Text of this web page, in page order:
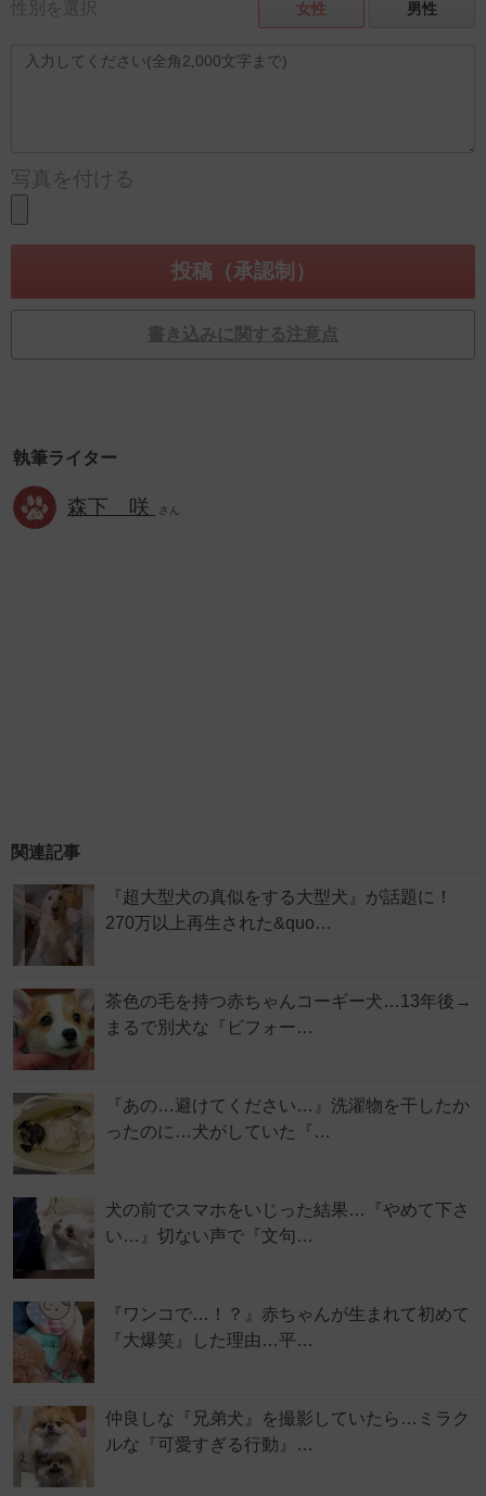
性別を選択 女性 男性
写真を付ける
書き込みに関する注意点
執筆ライター
森下 咲 さん
関連記事
『超大型犬の真似をする大型犬』が話題に！
270万以上再生された&quo…
茶色の毛を持つ赤ちゃんコーギー犬…13年後→
まるで別犬な『ビフォー…
『あの…避けてください…』洗濯物を干したか
ったのに…犬がしていた『…
犬の前でスマホをいじった結果…『やめて下さ
い…』切ない声で『文句…
『ワンコで…！？』赤ちゃんが生まれて初めて
『大爆笑』した理由…平…
仲良しな『兄弟犬』を撮影していたら…ミラク
ルな『可愛すぎる行動』…